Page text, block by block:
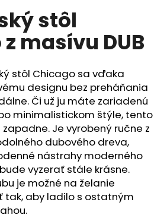
stôl
masívu DUB
stôl Chicago sa vďaka
designu bez preháňania
Či už ju máte zariadenú
minimalistickom štýle, tento
Je vyrobený ručne z
dubového dreva,
nástrahy moderného
vyzerať stále krásne.
je možné na želanie
tak, aby ladilo s ostatným